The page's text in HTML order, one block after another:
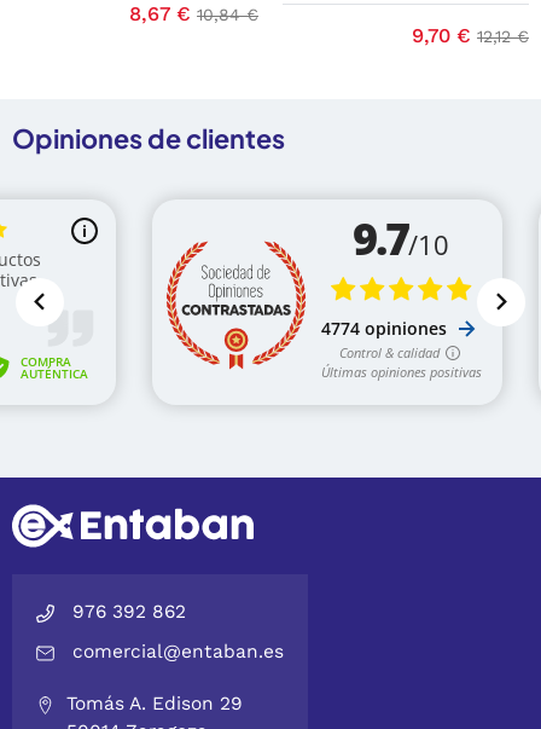
Precio
8,67 € Precio base
10,84 €
Precio
9,70 € Precio
12,12 €
Opiniones de clientes
976 392 862
comercial@entaban.es
Tomás A. Edison 29